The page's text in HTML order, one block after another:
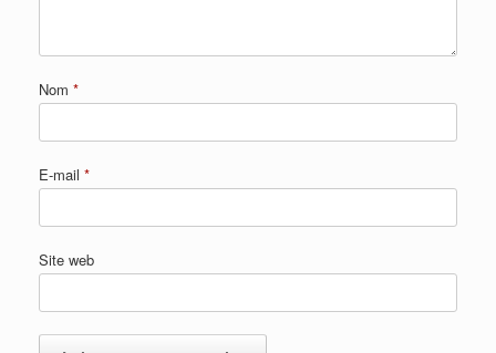
Nom *
E-mail *
Site web